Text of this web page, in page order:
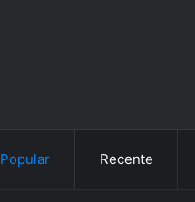
Popular Recente